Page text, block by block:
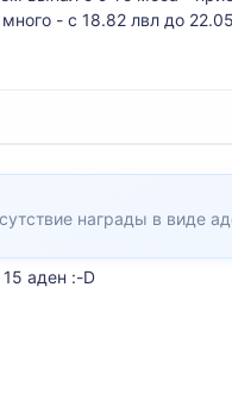
- с 18.82 лвл до 22.05
награды в виде
аден :-D